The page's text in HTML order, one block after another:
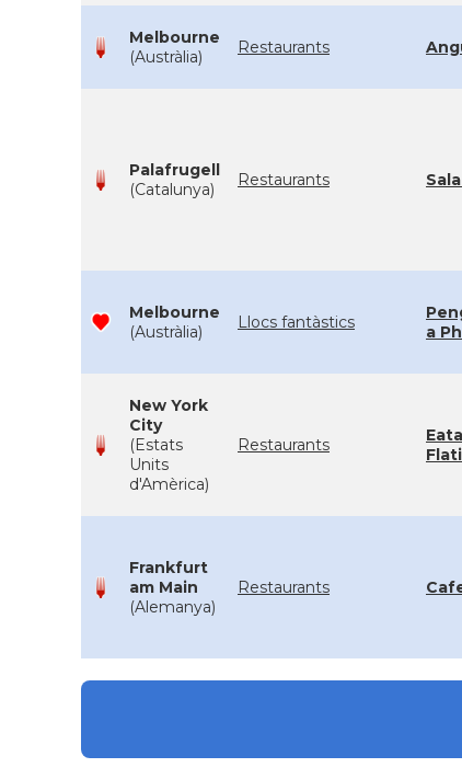
Melbourne
(Austràlia)
Restaurants
Palafrugell
(Catalunya)
Restaurants
Melbourne
(Austràlia)
Llocs fantàstics
a
New York
City
(Estats
Units
d'Amèrica)
Restaurants
Frankfurt
am Main
(Alemanya)
Restaurants